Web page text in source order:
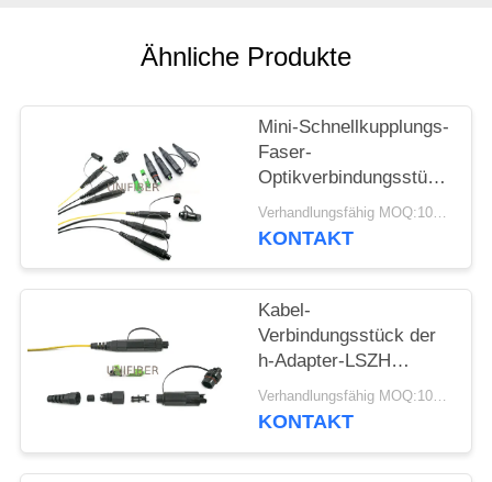
SITEMAP
PRIVACY
POLICY
Ähnliche Produkte
Mini-Schnellkupplungs-
Faser-
Optikverbindungsstücke
IP-Sc APC H IP67
Verhandlungsfähig MOQ:10pcs
KONTAKT
Kabel-
Verbindungsstück der
h-Adapter-LSZH
fiberoptisches Jacken-
G652D G657A
Verhandlungsfähig MOQ:10pcs
KONTAKT